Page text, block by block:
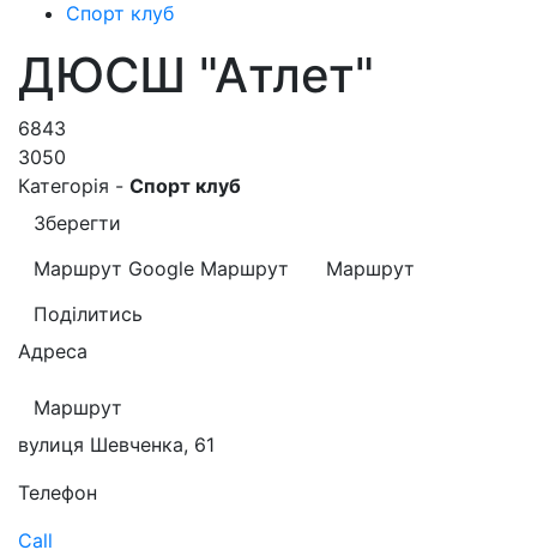
Спорт клуб
ДЮСШ "Атлет"
6843
3050
Категорія - Спорт клуб
Зберегти
Маршрут Google Маршрут
Маршрут
Поділитись
Адреса
Маршрут
вулиця Шевченка, 61
Телефон
Call